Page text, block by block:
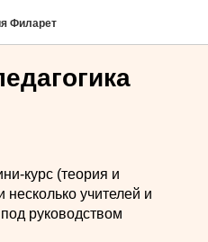
Филарет
курс (теория и
учителей и
руководством